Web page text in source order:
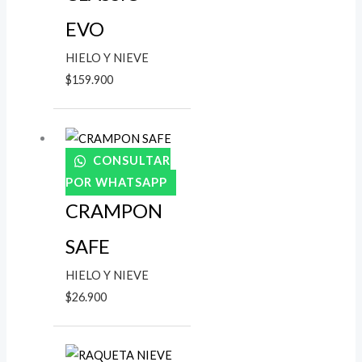
EVO
HIELO Y NIEVE
$159.900
CONSULTAR
POR WHATSAPP
CRAMPON
SAFE
HIELO Y NIEVE
$26.900